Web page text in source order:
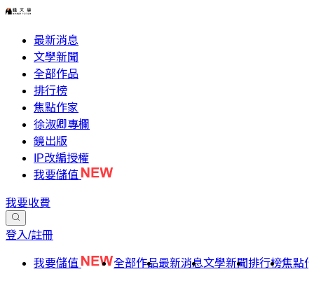
最新消息
文學新聞
全部作品
排行榜
焦點作家
徐淑卿專欄
鏡出版
IP改編授權
我要儲值
我要收費
登入/註冊
我要儲值 全部作品最新消息文學新聞排行榜焦點